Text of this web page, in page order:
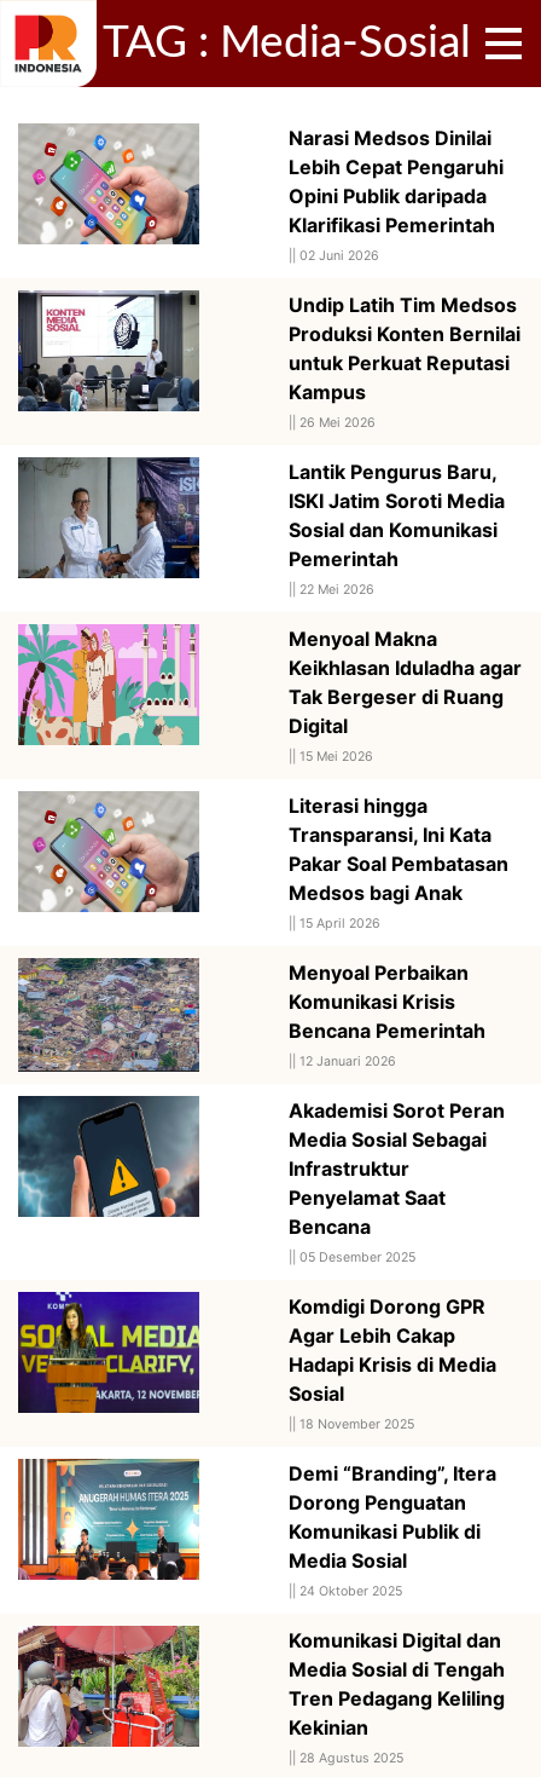
TAG : Media-Sosial
Narasi Medsos Dinilai
Lebih Cepat Pengaruhi
Opini Publik daripada
Klarifikasi Pemerintah
02 Juni 2026
Undip Latih Tim Medsos
Produksi Konten Bernilai
untuk Perkuat Reputasi
Kampus
26 Mei 2026
Lantik Pengurus Baru,
ISKI Jatim Soroti Media
Sosial dan Komunikasi
Pemerintah
22 Mei 2026
Menyoal Makna
Keikhlasan Iduladha agar
Tak Bergeser di Ruang
Digital
15 Mei 2026
Literasi hingga
Transparansi, Ini Kata
Pakar Soal Pembatasan
Medsos bagi Anak
15 April 2026
Menyoal Perbaikan
Komunikasi Krisis
Bencana Pemerintah
12 Januari 2026
Akademisi Sorot Peran
Media Sosial Sebagai
Infrastruktur
Penyelamat Saat
Bencana
05 Desember 2025
Komdigi Dorong GPR
Agar Lebih Cakap
Hadapi Krisis di Media
Sosial
18 November 2025
Demi “Branding”, Itera
Dorong Penguatan
Komunikasi Publik di
Media Sosial
24 Oktober 2025
Komunikasi Digital dan
Media Sosial di Tengah
Tren Pedagang Keliling
Kekinian
28 Agustus 2025